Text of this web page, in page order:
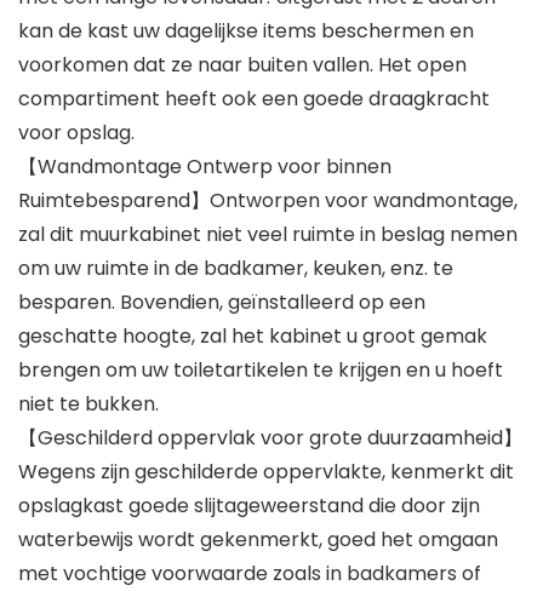
kan de kast uw dagelijkse items beschermen en
voorkomen dat ze naar buiten vallen. Het open
compartiment heeft ook een goede draagkracht
voor opslag.
【Wandmontage Ontwerp voor binnen
Ruimtebesparend】Ontworpen voor wandmontage,
zal dit muurkabinet niet veel ruimte in beslag nemen
om uw ruimte in de badkamer, keuken, enz. te
besparen. Bovendien, geïnstalleerd op een
geschatte hoogte, zal het kabinet u groot gemak
brengen om uw toiletartikelen te krijgen en u hoeft
niet te bukken.
【Geschilderd oppervlak voor grote duurzaamheid】
Wegens zijn geschilderde oppervlakte, kenmerkt dit
opslagkast goede slijtageweerstand die door zijn
waterbewijs wordt gekenmerkt, goed het omgaan
met vochtige voorwaarde zoals in badkamers of